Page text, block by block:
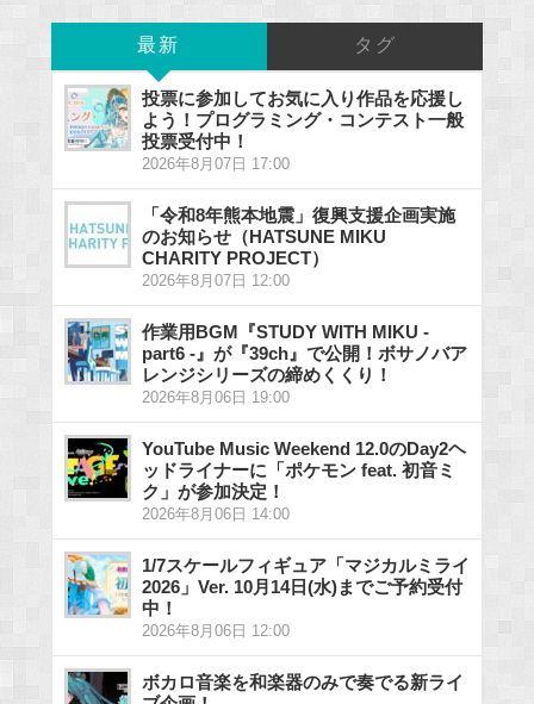
最新 タグ
投票に参加してお気に入り作品を応援し
よう！プログラミング・コンテスト一般
投票受付中！
2026年8月07日 17:00
「令和8年熊本地震」復興支援企画実施
のお知らせ（HATSUNE MIKU
CHARITY PROJECT）
2026年8月07日 12:00
作業用BGM『STUDY WITH MIKU -
part6 -』が『39ch』で公開！ボサノバア
レンジシリーズの締めくくり！
2026年8月06日 19:00
YouTube Music Weekend 12.0のDay2ヘ
ッドライナーに「ポケモン feat. 初音ミ
ク」が参加決定！
2026年8月06日 14:00
1/7スケールフィギュア「マジカルミライ
2026」Ver. 10月14日(水)までご予約受付
中！
2026年8月06日 12:00
ボカロ音楽を和楽器のみで奏でる新ライ